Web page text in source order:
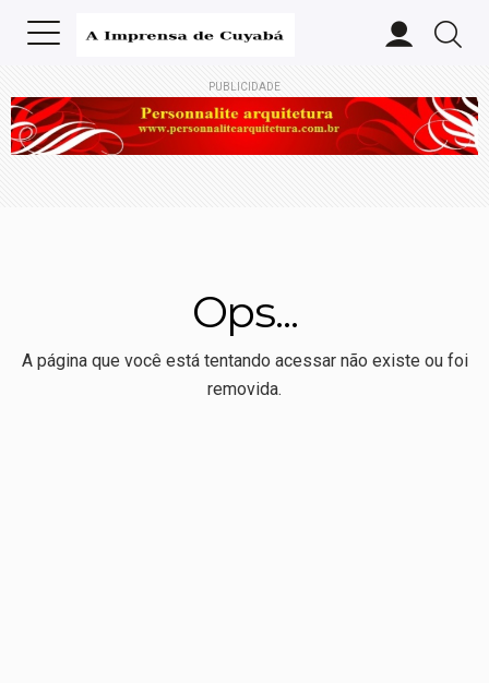
PUBLICIDADE
Ops...
A página que você está tentando acessar não existe ou foi
removida.